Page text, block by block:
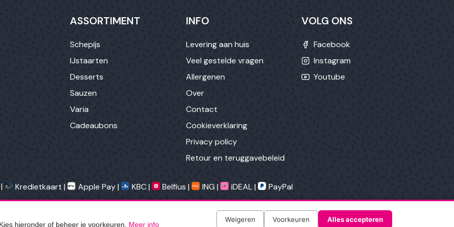
je ervaring te verbeteren. Meer info in onze Weigeren Accepteren
ASSORTIMENT
Schepijs
IJstaarten
Desserts
Sauzen
Varia
Cadeaubons
INFO
Levering aan huis
Veel gestelde vragen
Allergenen
Over
Contact
Cookieverklaring
Privacy policy
Retour en teruggavebeleid
VOLG ONS
Facebook
Instagram
Youtube
| Kredietkaart | Apple Pay | KBC | Belfius | ING | iDEAL | PayPal
te verbeteren.Meer weten.Door verder te surfen stemt u in met het gebruik ervan. OK
hieronder of beheer je voorkeuren. Meer info
Weigeren Voorkeuren Alles accepteren